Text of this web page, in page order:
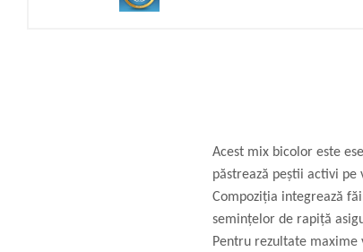
Acest mix bicolor este
păstrează peștii activi
Compoziția integrează
semințelor de rapiță
Pentru rezultate